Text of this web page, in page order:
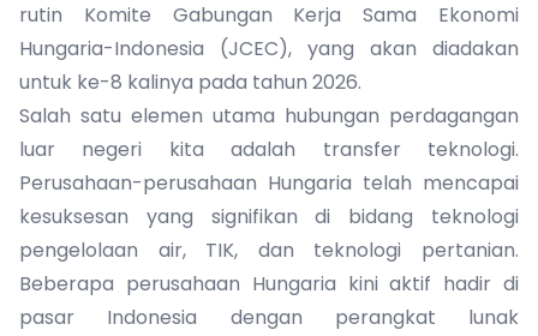
rutin Komite Gabungan Kerja Sama Ekonomi
Hungaria-Indonesia (JCEC), yang akan diadakan
untuk ke-8 kalinya pada tahun 2026.
Salah satu elemen utama hubungan perdagangan
luar negeri kita adalah transfer teknologi.
Perusahaan-perusahaan Hungaria telah mencapai
kesuksesan yang signifikan di bidang teknologi
pengelolaan air, TIK, dan teknologi pertanian.
Beberapa perusahaan Hungaria kini aktif hadir di
pasar Indonesia dengan perangkat lunak